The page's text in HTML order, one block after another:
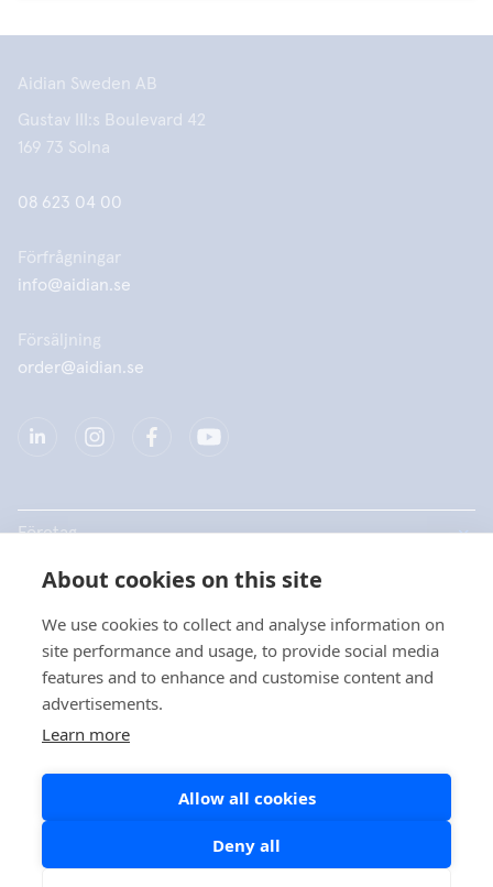
About cookies on this site
We use cookies to collect and analyse information on
site performance and usage, to provide social media
features and to enhance and customise content and
advertisements.
Learn more
Allow all cookies
Deny all
Aidian Sweden AB
Gustav III:s Boulevard 42
169 73 Solna
08 623 04 00
Förfrågningar
info@aidian.se
Försäljning
order@aidian.se
Företag
Produkter
Snabblänkar
Dataskydd